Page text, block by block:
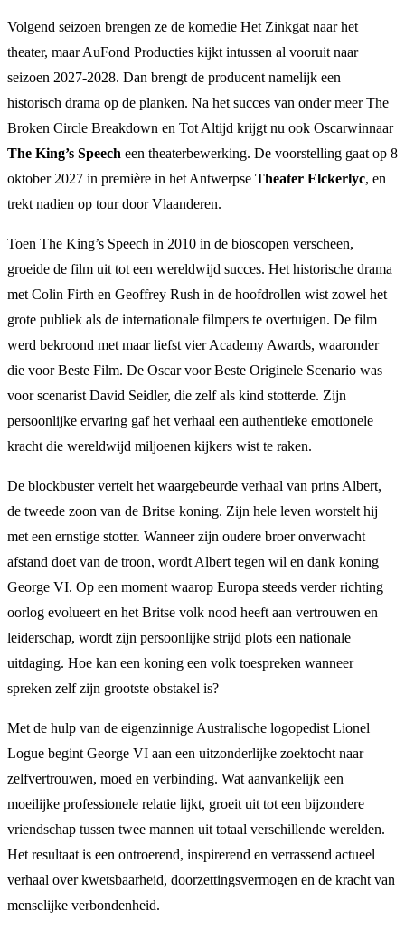
Volgend seizoen brengen ze de komedie Het Zinkgat naar het
theater, maar AuFond Producties kijkt intussen al vooruit naar
seizoen 2027-2028. Dan brengt de producent namelijk een
historisch drama op de planken. Na het succes van onder meer The
Broken Circle Breakdown en Tot Altijd krijgt nu ook Oscarwinnaar
The King’s Speech een theaterbewerking. De voorstelling gaat op 8
oktober 2027 in première in het Antwerpse Theater Elckerlyc, en
trekt nadien op tour door Vlaanderen.
Toen The King’s Speech in 2010 in de bioscopen verscheen,
groeide de film uit tot een wereldwijd succes. Het historische drama
met Colin Firth en Geoffrey Rush in de hoofdrollen wist zowel het
grote publiek als de internationale filmpers te overtuigen. De film
werd bekroond met maar liefst vier Academy Awards, waaronder
die voor Beste Film. De Oscar voor Beste Originele Scenario was
voor scenarist David Seidler, die zelf als kind stotterde. Zijn
persoonlijke ervaring gaf het verhaal een authentieke emotionele
kracht die wereldwijd miljoenen kijkers wist te raken.
De blockbuster vertelt het waargebeurde verhaal van prins Albert,
de tweede zoon van de Britse koning. Zijn hele leven worstelt hij
met een ernstige stotter. Wanneer zijn oudere broer onverwacht
afstand doet van de troon, wordt Albert tegen wil en dank koning
George VI. Op een moment waarop Europa steeds verder richting
oorlog evolueert en het Britse volk nood heeft aan vertrouwen en
leiderschap, wordt zijn persoonlijke strijd plots een nationale
uitdaging. Hoe kan een koning een volk toespreken wanneer
spreken zelf zijn grootste obstakel is?
Met de hulp van de eigenzinnige Australische logopedist Lionel
Logue begint George VI aan een uitzonderlijke zoektocht naar
zelfvertrouwen, moed en verbinding. Wat aanvankelijk een
moeilijke professionele relatie lijkt, groeit uit tot een bijzondere
vriendschap tussen twee mannen uit totaal verschillende werelden.
Het resultaat is een ontroerend, inspirerend en verrassend actueel
verhaal over kwetsbaarheid, doorzettingsvermogen en de kracht van
menselijke verbondenheid.